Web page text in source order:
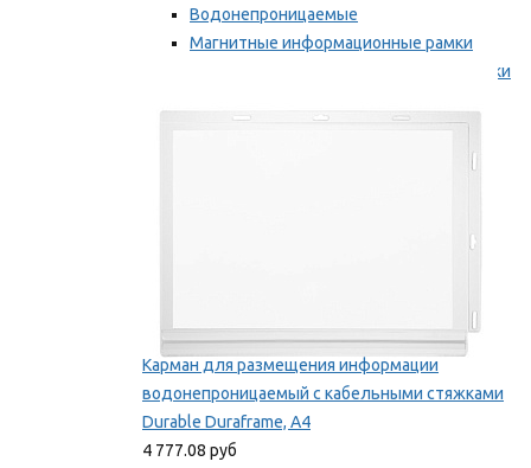
Водонепроницаемые
Магнитные информационные рамки
Самоклеящиеся информационные рамки
Карман для размещения информации
водонепроницаемый с кабельными стяжками
Durable Duraframe, А4
4 777.08 руб